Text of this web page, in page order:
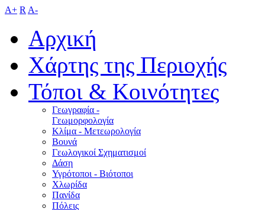
A+ R A-
Αρχική
Χάρτης της Περιοχής
Τόποι & Κοινότητες
Γεωγραφία -
Γεωμορφολογία
Κλίμα - Mετεωρολογία
Βουνά
Γεωλογικοί Σχηματισμοί
Δάση
Υγρότοποι - Βιότοποι
Χλωρίδα
Πανίδα
Πόλεις